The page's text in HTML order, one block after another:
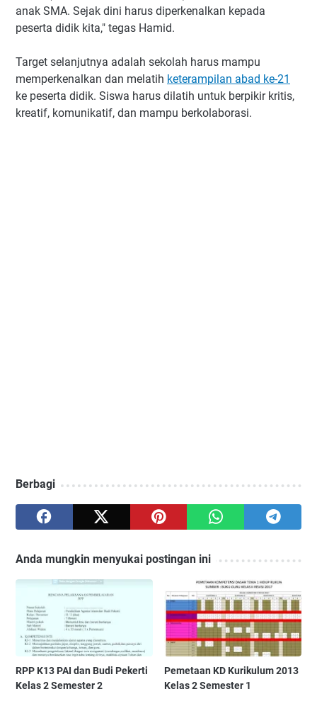
anak SMA. Sejak dini harus diperkenalkan kepada
peserta didik kita," tegas Hamid.
Target selanjutnya adalah sekolah harus mampu
memperkenalkan dan melatih keterampilan abad ke-21
ke peserta didik. Siswa harus dilatih untuk berpikir kritis,
kreatif, komunikatif, dan mampu berkolaborasi.
Berbagi
Anda mungkin menyukai postingan ini
RPP K13 PAI dan Budi Pekerti
Kelas 2 Semester 2
Pemetaan KD Kurikulum 2013
Kelas 2 Semester 1